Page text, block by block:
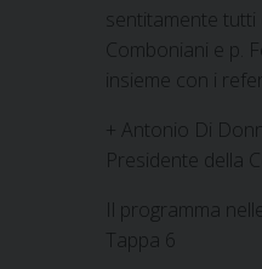
sentitamente
Comboniani e
insieme con i
+ Antonio Di
Presidente della
Il programma
Tappa 6